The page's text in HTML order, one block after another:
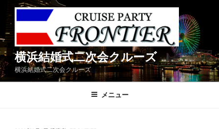
ン
ツ
へ
ス
横浜結婚式二次会クルーズ
横浜結婚式二次会クルーズ
メニュー